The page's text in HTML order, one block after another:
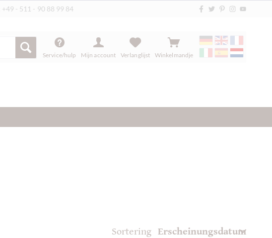
+49 - 511 - 90 88 99 84
Service/hulp Mijn account Verlanglijst Winkelmandje
Sortering